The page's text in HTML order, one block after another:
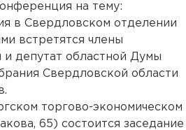
на тему:
в Свердловском отделении
встретятся члены
и депутат областной Думы
Свердловской области
торгово-экономическом
65) состоится заседание